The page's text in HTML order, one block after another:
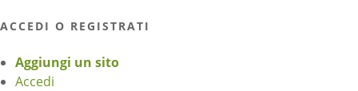
ACCEDI O REGISTRATI
Aggiungi un sito
Accedi